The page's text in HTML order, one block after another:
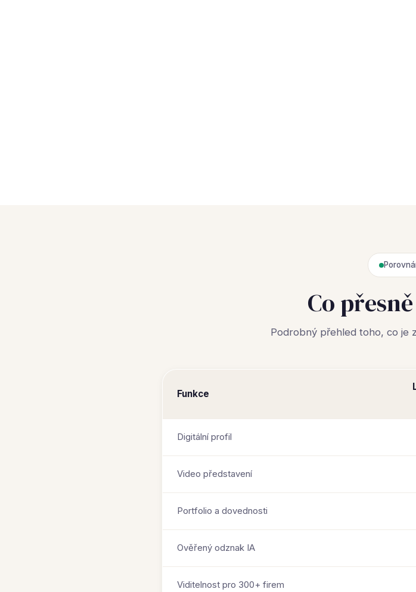
Co
Podrobný přehled toho, co je
Funkce
Digitální profil
Video představení
Portfolio a dovednosti
Ověřený odznak IA
Viditelnost pro 300+ firem